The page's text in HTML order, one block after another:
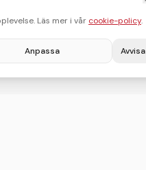
Läs mer i vår cookie-policy.
Anpassa Avvisa